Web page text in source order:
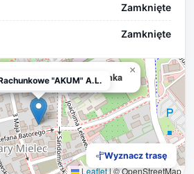
Zamknięte
Zamknięte
"AKUM" A.L.Kijanka
×
Leaflet|© OpenStreetMap
"AKUM" A.L.
Wyznacz trasę